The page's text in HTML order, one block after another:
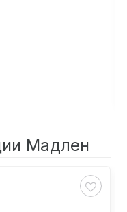
Мадлен